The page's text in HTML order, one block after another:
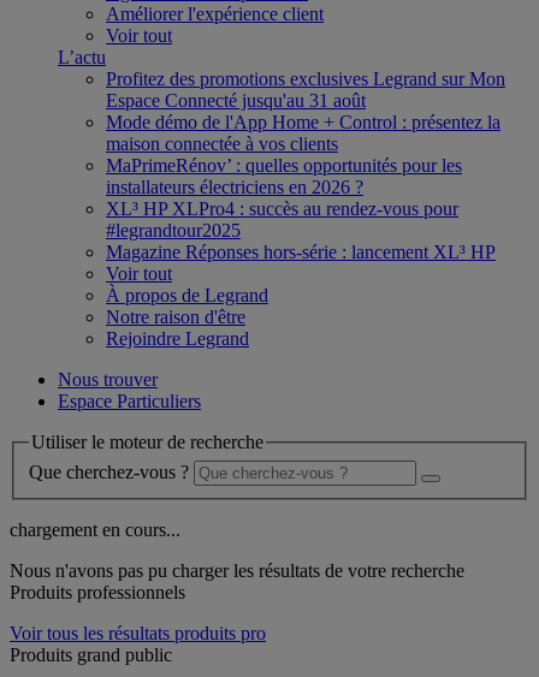
Améliorer l'expérience client
Voir tout
L’actu
Profitez des promotions exclusives Legrand sur Mon
Espace Connecté jusqu'au 31 août
Mode démo de l'App Home + Control : présentez la
maison connectée à vos clients
MaPrimeRénov’ : quelles opportunités pour les
installateurs électriciens en 2026 ?
XL³ HP XLPro4 : succès au rendez-vous pour
#legrandtour2025
Magazine Réponses hors-série : lancement XL³ HP
Voir tout
À propos de Legrand
Notre raison d'être
Rejoindre Legrand
Nous trouver
Espace Particuliers
Utiliser le moteur de recherche
Que cherchez-vous ?
chargement en cours...
Nous n'avons pas pu charger les résultats de votre recherche
Produits professionnels
Voir tous les résultats produits pro
Produits grand public